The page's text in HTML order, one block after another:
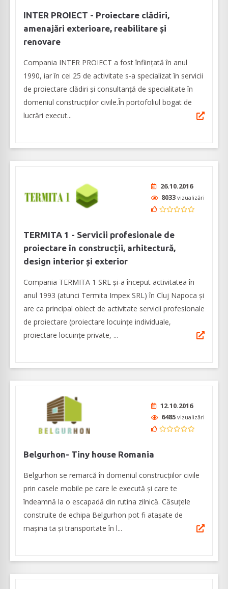
INTER PROIECT - Proiectare clădiri,
amenajări exterioare, reabilitare și
renovare
Compania INTER PROIECT a fost înființată în anul
1990, iar în cei 25 de activitate s-a specializat în servicii
de proiectare clădiri și consultanță de specialitate în
domeniul construcțiilor civile.În portofoliul bogat de
lucrări execut...
26.10.2016
8033 vizualizări
TERMITA 1 - Servicii profesionale de
proiectare în construcții, arhitectură,
design interior și exterior
Compania TERMITA 1 SRL și-a început activitatea în
anul 1993 (atunci Termita Impex SRL) în Cluj Napoca și
are ca principal obiect de activitate servicii profesionale
de proiectare (proiectare locuințe individuale,
proiectare locuințe private, ...
12.10.2016
6485 vizualizări
Belgurhon- Tiny house Romania
Belgurhon se remarcă în domeniul construcțiilor civile
prin casele mobile pe care le execută și care te
îndeamnă la o escapadă din rutina zilnică. Căsuțele
construite de echipa Belgurhon pot fi atașate de
mașina ta și transportate în l...